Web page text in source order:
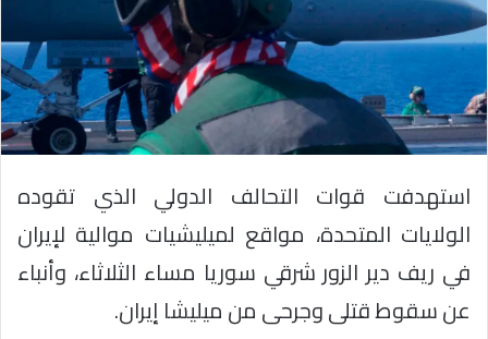
استهدفت قوات التحالف الدولي الذي تقوده
الولايات المتحدة، مواقع لميليشيات موالية لإيران
في ريف دير الزور شرقي سوريا مساء الثلاثاء، وأنباء
عن سقوط قتلى وجرحى من ميليشا إيران.